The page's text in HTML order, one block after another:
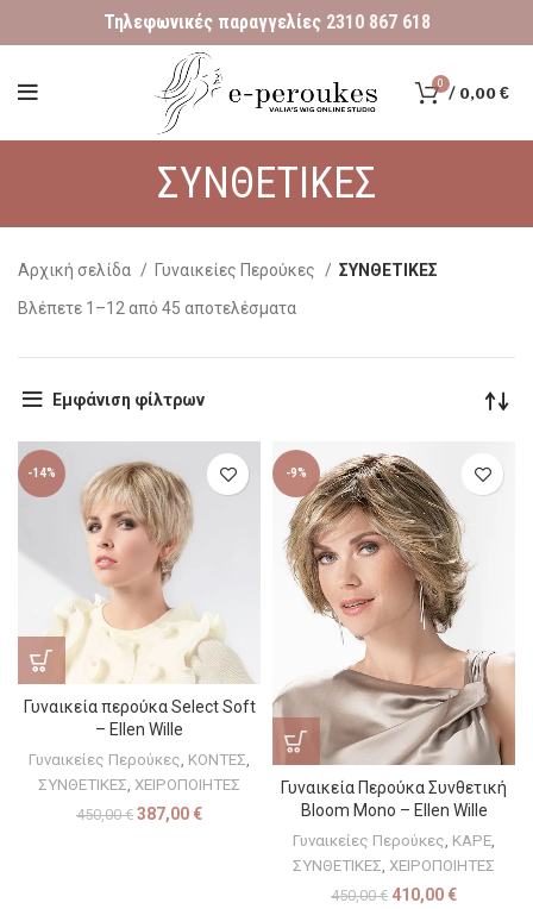
Τηλεφωνικές παραγγελίες 2310 867 618
0 /0,00€
ΣΥΝΘΕΤΙΚΕΣ
Αρχική σελίδα Γυναικείες Περούκες
ΣΥΝΘΕΤΙΚΕΣ
Βλέπετε 1–12 από 45 αποτελέσματα
Εμφάνιση φίλτρων
-14%
Γυναικεία περούκα Select Soft
– Ellen Wille
Γυναικείες Περούκες, ΚΟΝΤΕΣ,
ΣΥΝΘΕΤΙΚΕΣ, ΧΕΙΡΟΠΟΙΗΤΕΣ
450,00€ 387,00 €
-9%
Γυναικεία Περούκα Συνθετική
Bloom Mono – Ellen Wille
Γυναικείες Περούκες ΚΑΡΕ
ΣΥΝΘΕΤΙΚΕΣ ΧΕΙΡΟΠΟΙΗΤΕΣ
450,00€ 410,00 €